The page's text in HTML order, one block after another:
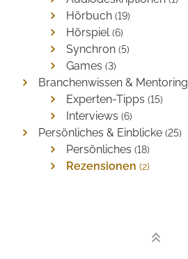
Hörbuch (19)
Hörspiel (6)
Synchron (5)
Games (3)
Branchenwissen & Mentoring
Experten-Tipps (15)
Interviews (6)
Persönliches & Einblicke (25)
Persönliches (18)
Rezensionen (2)